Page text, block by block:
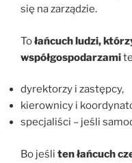
się na zarządzie.
Tołańcuch ludzi,
współgospodarzami
dyrektorzy i zastępcy,
kierownicy i
specjaliści – jeśli
Bo jeśli ten łańcuch